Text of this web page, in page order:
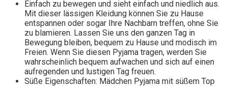
Einfach zu bewegen und sieht einfach und niedlich aus.
Mit dieser lässigen Kleidung können Sie zu Hause
entspannen oder sogar Ihre Nachbarn treffen, ohne Sie
zu blamieren. Lassen Sie uns den ganzen Tag in
Bewegung bleiben, bequem zu Hause und modisch im
Freien. Wenn Sie diesen Pyjama tragen, werden Sie
wahrscheinlich bequem aufwachen und sich auf einen
aufregenden und lustigen Tag freuen.
Süße Eigenschaften: Mädchen Pyjama mit süßem Top